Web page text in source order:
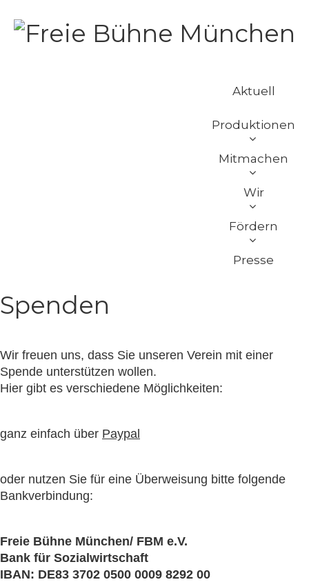
Aktuell
Produktionen
Mitmachen
Wir
Fördern
Presse
Spenden
Wir freuen uns, dass Sie unseren Verein mit einer
Spende unterstützen wollen.
Hier gibt es verschiedene Möglichkeiten:
ganz einfach über Paypal
oder nutzen Sie für eine Überweisung bitte folgende
Bankverbindung:
Freie Bühne München/ FBM e.V.
Bank für Sozialwirtschaft
IBAN: DE83 3702 0500 0009 8292 00